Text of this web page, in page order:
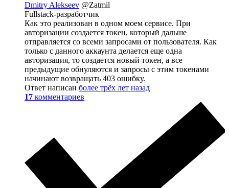
Dmitry Alekseev @Zatmil
Fullstack-разработчик
Как это реализован в одном моем сервисе. При
авторизации создается токен, который дальше
отправляется со всеми запросами от пользователя. Как
только с данного аккаунта делается еще одна
авторизация, то создается новый токен, а все
предыдущие обнуляются и запросы с этим токенами
начинают возвращать 403 ошибку.
Ответ написан более трёх лет назад
17 комментариев